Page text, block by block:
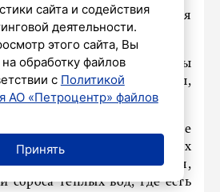
Финского залива сегодня
МЧС России, очевидцы
спасателей. Но, увы,
не удалось.
что водоёмы в нашей стране
лёд тоньше в устьях
местах быстрого течения,
теплых вод, где есть
сайта и содействия
деятельности.
этого сайта, Вы
обработку файлов
с Политикой
АО «Петроцентр» файлов
Принять